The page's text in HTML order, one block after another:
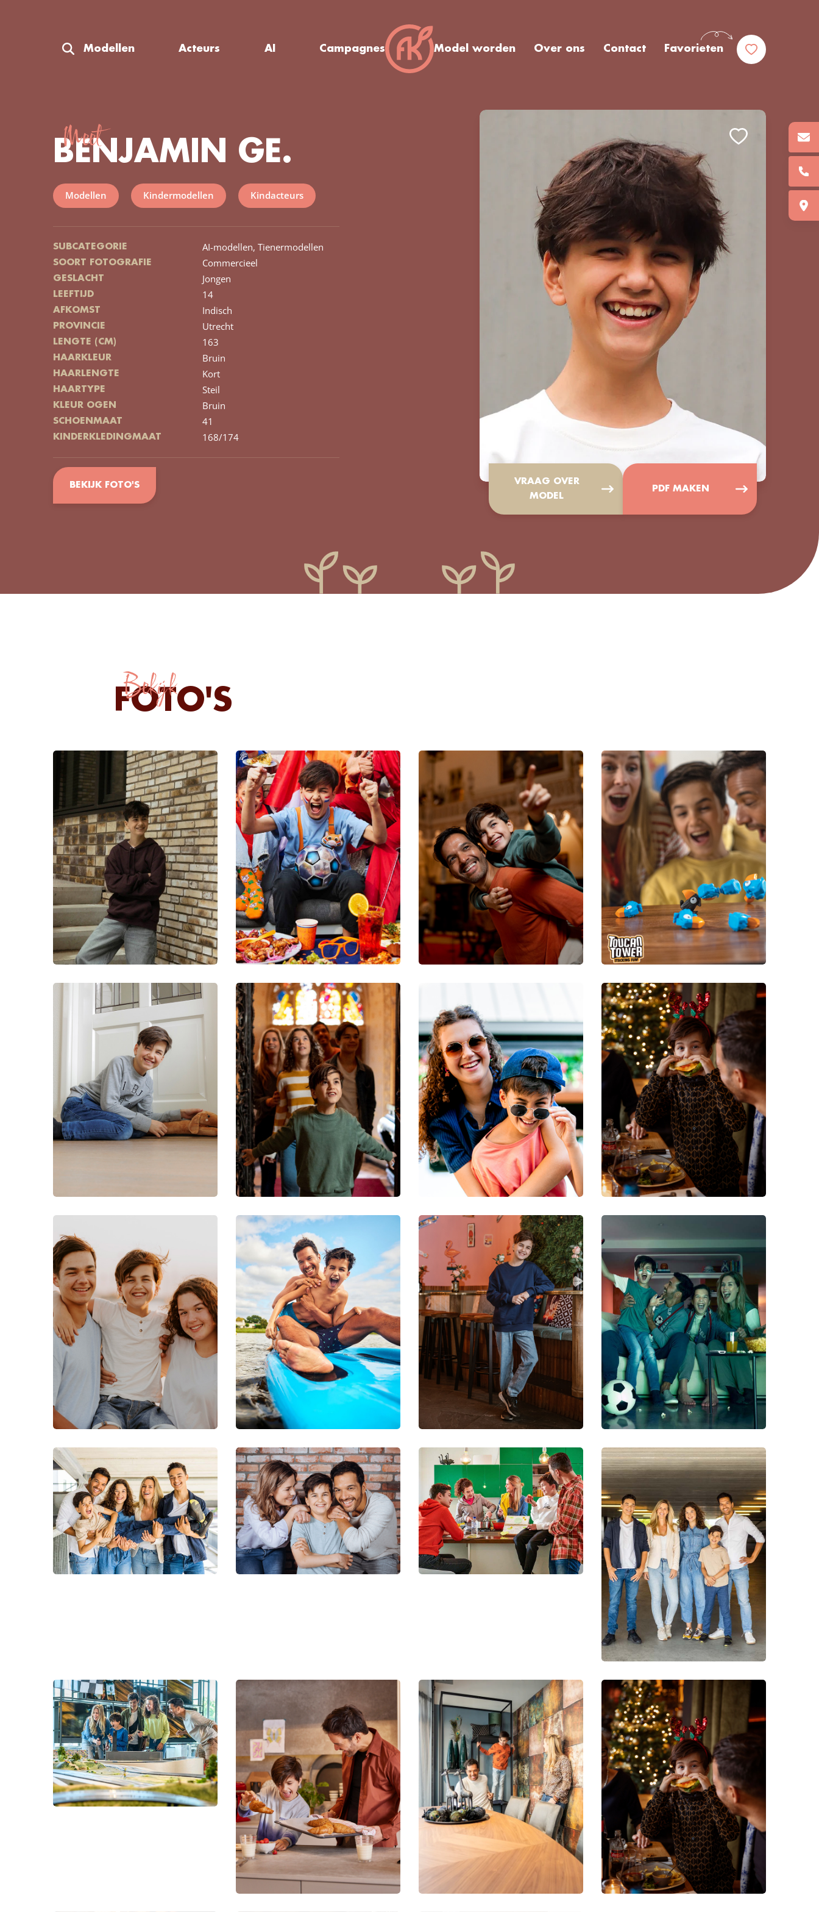
Modellen Acteurs AI Campagnes Model worden Over ons Contact Favorieten
VRAAG OVER
MODEL
PDF MAKEN
Meet
BENJAMIN GE.
Modellen Kindermodellen Kindacteurs
SUBCATEGORIE AI-modellen, Tienermodellen
SOORT FOTOGRAFIE Commercieel
GESLACHT Jongen
LEEFTIJD 14
AFKOMST Indisch
PROVINCIE Utrecht
LENGTE (CM) 163
HAARKLEUR Bruin
HAARLENGTE Kort
HAARTYPE Steil
KLEUR OGEN Bruin
SCHOENMAAT 41
KINDERKLEDINGMAAT 168/174
BEKIJK FOTO'S
Bekijk
FOTO'S